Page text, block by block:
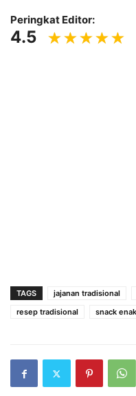
Peringkat Editor:
4.5
TAGS jajanan tradisional
resep tradisional
snack enak